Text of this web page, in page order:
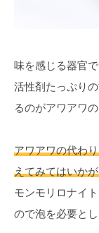
味を感じる器官
活性剤たっぷり
るのがアワアワ
アワアワの代わ
えてみてはいか
モンモリロナイ
ので泡を必要とし